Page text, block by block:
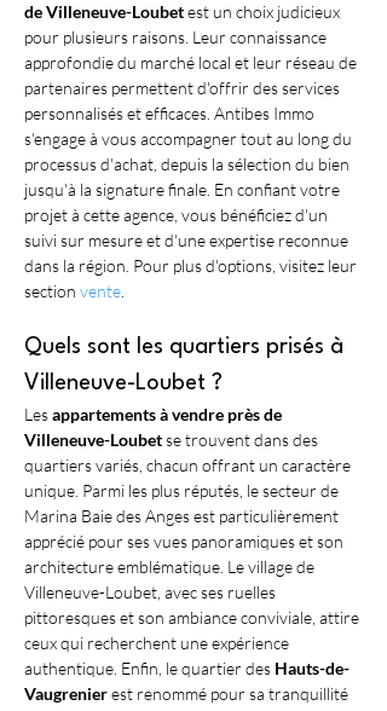
de Villeneuve-Loubet est un choix judicieux
pour plusieurs raisons. Leur connaissance
approfondie du marché local et leur réseau de
partenaires permettent d'offrir des services
personnalisés et efficaces. Antibes Immo
s'engage à vous accompagner tout au long du
processus d'achat, depuis la sélection du bien
jusqu'à la signature finale. En confiant votre
projet à cette agence, vous bénéficiez d'un
suivi sur mesure et d'une expertise reconnue
dans la région. Pour plus d'options, visitez leur
section vente
Quels sont les quartiers prisés à
Villeneuve-Loubet ?
Les appartements à vendre près de
Villeneuve-Loubet se trouvent dans des
quartiers variés, chacun offrant un caractère
unique. Parmi les plus réputés, le secteur de
Marina Baie des Anges est particulièrement
apprécié pour ses vues panoramiques et son
architecture emblématique. Le village de
Villeneuve-Loubet, avec ses ruelles
pittoresques et son ambiance conviviale, attire
ceux qui recherchent une expérience
authentique. Enfin, le quartier des Hauts-de-
Vaugrenier est renommé pour sa tranquillité